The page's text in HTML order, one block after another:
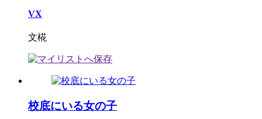
VX
文椛
校底にいる女の子